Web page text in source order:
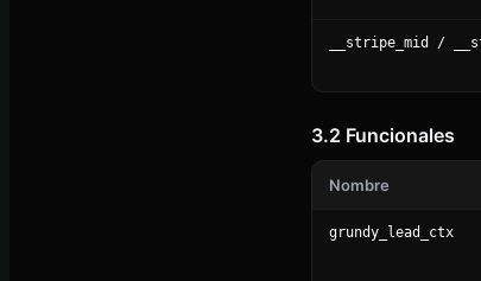
__stripe_mid /
3.2 Funcionales
Nombre
grundy_lead_ctx